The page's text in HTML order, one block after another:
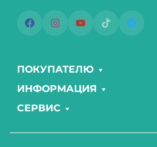
ПОКУПАТЕЛЮ
ИНФОРМАЦИЯ
СЕРВИС